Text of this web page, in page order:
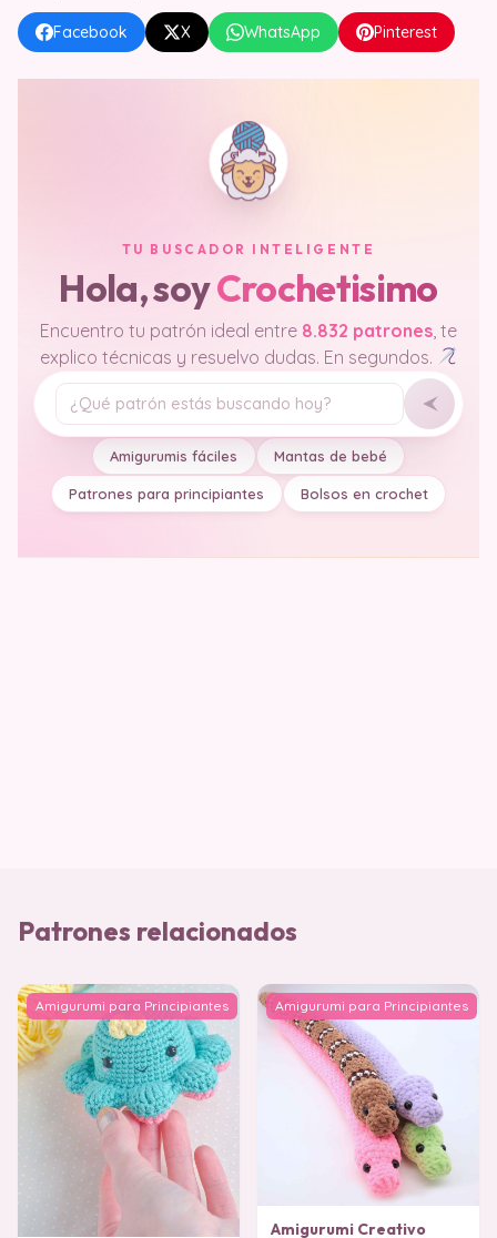
Facebook X WhatsApp Pinterest
TU BUSCADOR INTELIGENTE
Hola, soyCrochetisimo
Encuentro tu patrón ideal entre 8.832 patrones , te
explico técnicas y resuelvo dudas. En segundos.
Tu pregunta
Amigurumis fáciles Mantas de bebé
Patrones para principiantes Bolsos en crochet
Patrones relacionados
Amigurumi para Principiantes Amigurumi para Principiantes
Amigurumi Creativo